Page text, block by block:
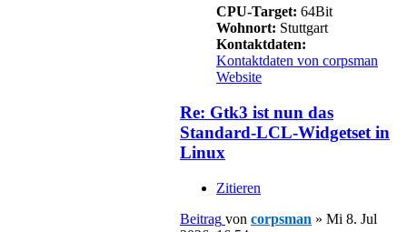
CPU-Target: 64Bit
Wohnort: Stuttgart
Kontaktdaten:
Kontaktdaten von corpsman
Website
Re: Gtk3 ist nun das
Standard-LCL-Widgetset in
Linux
Zitieren
Beitrag von corpsman » Mi 8. Jul